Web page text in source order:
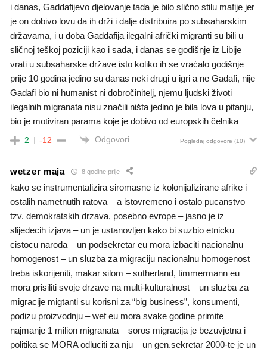
i danas, Gaddafijevo djelovanje tada je bilo slično stilu mafije jer
je on dobivo lovu da ih drži i dalje distribuira po subsaharskim
državama, i u doba Gaddafija ilegalni afrički migranti su bili u
sličnoj teškoj poziciji kao i sada, i danas se godišnje iz Libije
vrati u subsaharske države isto koliko ih se vraćalo godišnje
prije 10 godina jedino su danas neki drugi u igri a ne Gadafi, nije
Gadafi bio ni humanist ni dobročinitelj, njemu ljudski životi
ilegalnih migranata nisu značili ništa jedino je bila lova u pitanju,
bio je motiviran parama koje je dobivo od europskih čelnika
2 -12 Odgovori Pogledaj odgovore (10)
wetzer maja 8 godine prije
kako se instrumentalizira siromasne iz kolonijalizirane afrike i
ostalih nametnutih ratova – a istovremeno i ostalo pucanstvo
tzv. demokratskih drzava, posebno evrope – jasno je iz
slijedecih izjava – un je ustanovljen kako bi suzbio etnicku
cistocu naroda – un podsekretar eu mora izbaciti nacionalnu
homogenost – un sluzba za migraciju nacionalnu homogenost
treba iskorijeniti, makar silom – sutherland, timmermann eu
mora prisiliti svoje drzave na multi-kulturalnost – un sluzba za
migracije migtanti su korisni za “big business”, konsumenti,
podizu proizvodnju – wef eu mora svake godine primite
najmanje 1 milion migranata – soros migracija je bezuvjetna i
politika se MORA odluciti za nju – un gen.sekretar 2000-te je un